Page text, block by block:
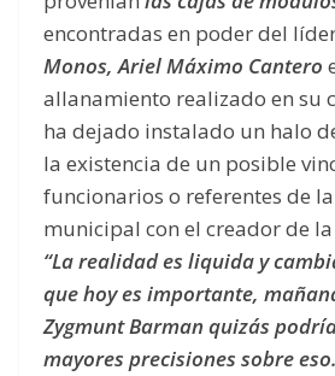
encontradas en poder del
Monos, Ariel Máximo Cantero
allanamiento realizado en su
ha dejado instalado un halo
la existencia de un posible
funcionarios o referentes de
municipal con el creador de
“La realidad es liquida y
que hoy es importante,
Zygmunt Barman quizás
mayores precisiones sobre